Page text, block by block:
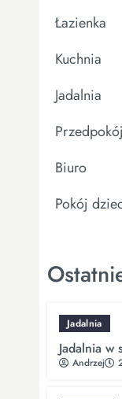
Łazienka
Kuchnia
Jadalnia
Przedpokój
Biuro
Pokój
Jadalnia
Jadalnia
Andrzej